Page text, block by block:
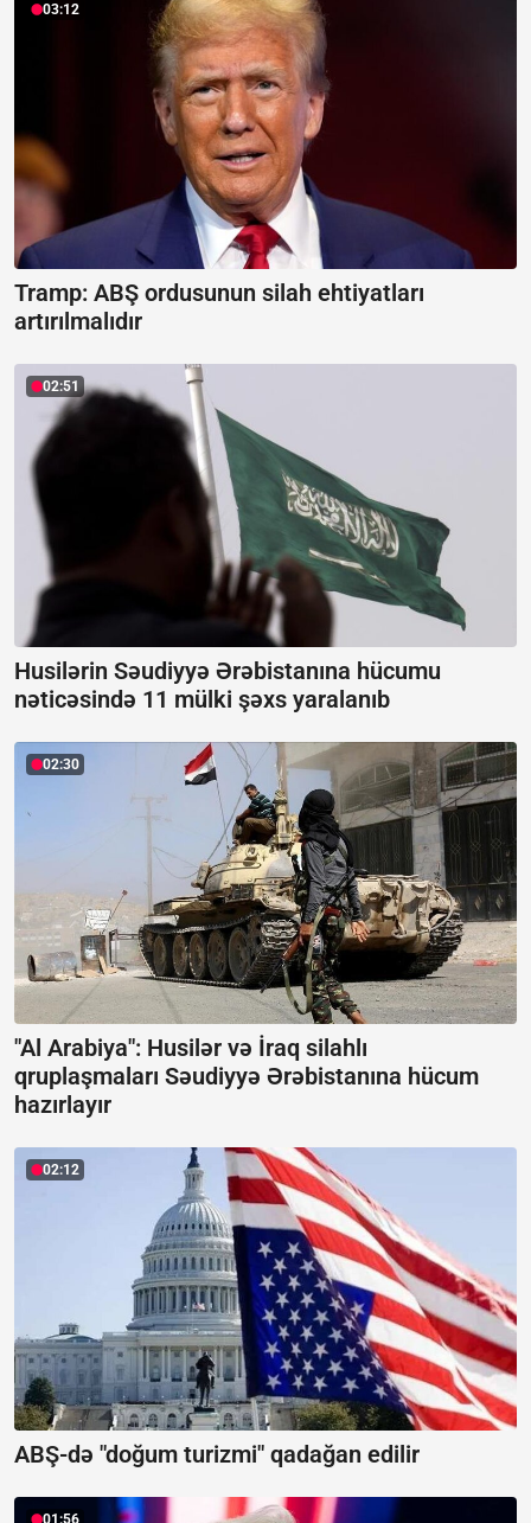
03:12
Tramp: ABŞ ordusunun silah ehtiyatları
artırılmalıdır
02:51
Husilərin Səudiyyə Ərəbistanına hücumu
nəticəsində 11 mülki şəxs yaralanıb
02:30
"Al Arabiya": Husilər və İraq silahlı
qruplaşmaları Səudiyyə Ərəbistanına hücum
hazırlayır
02:12
ABŞ-də "doğum turizmi" qadağan edilir
01:56